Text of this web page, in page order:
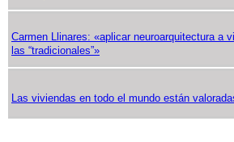
Carmen Llinares: «aplicar neuroarquitectura a
las “tradicionales”»
Las viviendas en todo el mundo están